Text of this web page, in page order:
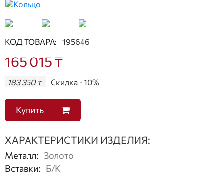
КОД ТОВАРА: 195646
165 015 ₸
183 350 ₸ Скидка - 10%
Купить
ХАРАКТЕРИСТИКИ ИЗДЕЛИЯ:
Металл: Золото
Вставки: Б/К